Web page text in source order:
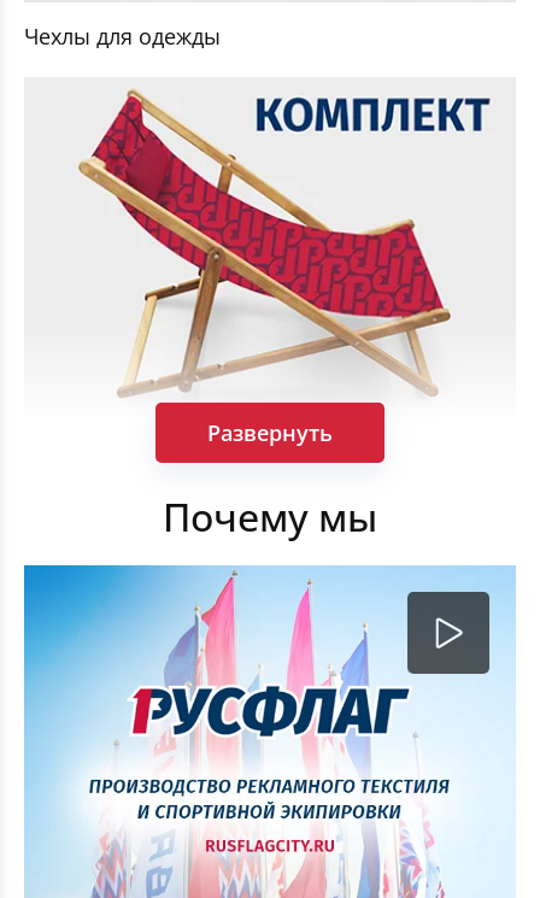
Чехлы для одежды
Шезлонги в сборе: каркасы и чехлы
Ростовые подушки (Дакимакура)
Развернуть
Почему мы